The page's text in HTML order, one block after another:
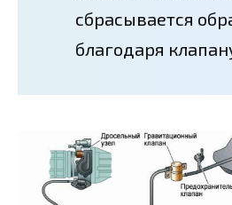
сбрасывается
благодаря